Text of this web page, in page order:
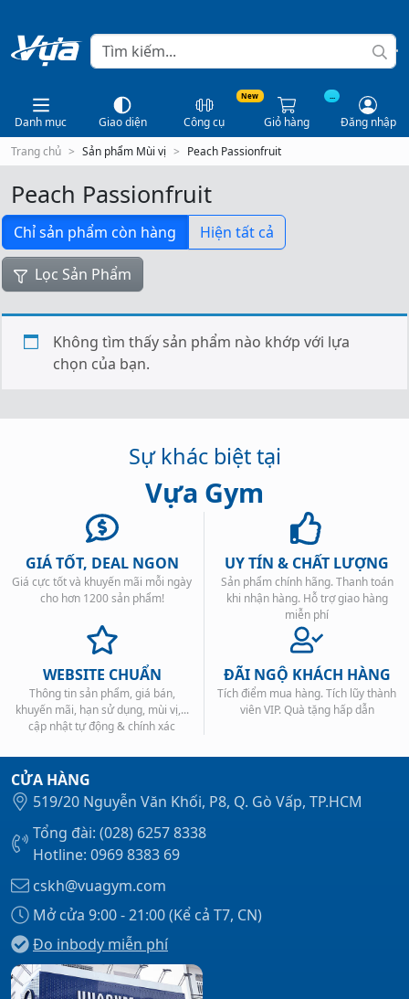
Danh mục Giao diện
New
Công cụ
...
Giỏ hàng
Đăng nhập
Trang chủ
Sản phẩm Mùi vị Peach Passionfruit
Peach Passionfruit
Chỉ sản phẩm còn hàng Hiện tất cả
Lọc Sản Phẩm
Không tìm thấy sản phẩm nào khớp với lựa
chọn của bạn.
Sự khác biệt tại
Vựa Gym
GIÁ TỐT, DEAL NGON
Giá cực tốt và khuyến mãi mỗi ngày
cho hơn 1200 sản phẩm!
UY TÍN & CHẤT LƯỢNG
Sản phẩm chính hãng. Thanh toán
khi nhận hàng. Hỗ trợ giao hàng
miễn phí
WEBSITE CHUẨN
Thông tin sản phẩm, giá bán,
khuyến mãi, hạn sử dụng, mùi vị,...
cập nhật tự động & chính xác
ĐÃI NGỘ KHÁCH HÀNG
Tích điểm mua hàng. Tích lũy thành
viên VIP. Quà tặng hấp dẫn
CỬA HÀNG
519/20 Nguyễn Văn Khối, P8, Q. Gò Vấp, TP.HCM
Tổng đài: (028) 6257 8338
Hotline: 0969 8383 69
cskh@vuagym.com
Mở cửa 9:00 - 21:00 (Kể cả T7, CN)
Đo inbody miễn phí